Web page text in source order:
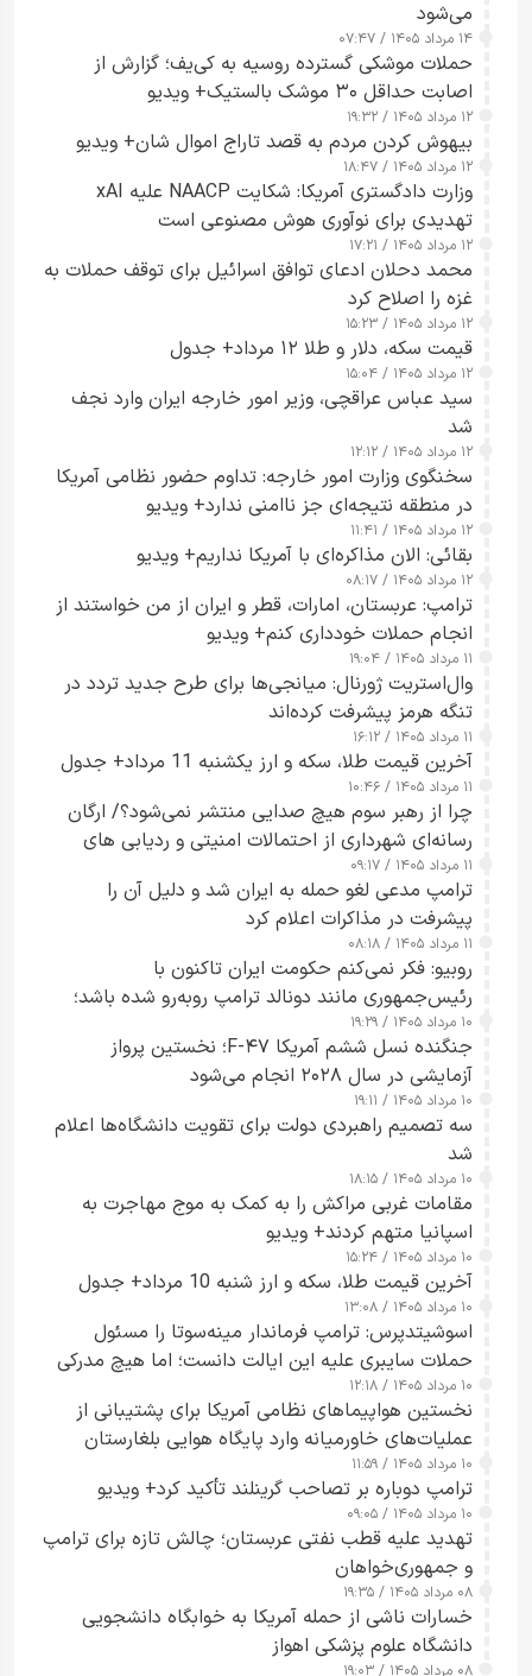
می‌شود
۱۴ مرداد ۱۴۰۵ / ۰۷:۴۷
حملات موشکی گسترده روسیه به کی‌یف؛ گزارش از
اصابت حداقل ۳۰ موشک بالستیک+ ویدیو
۱۲ مرداد ۱۴۰۵ / ۱۹:۳۲
بیهوش کردن مردم به قصد تاراج اموال شان+ ویدیو
۱۲ مرداد ۱۴۰۵ / ۱۸:۴۷
وزارت دادگستری آمریکا: شکایت NAACP علیه xAI
تهدیدی برای نوآوری هوش مصنوعی است
۱۲ مرداد ۱۴۰۵ / ۱۷:۲۱
محمد دحلان ادعای توافق اسرائیل برای توقف حملات به
غزه را اصلاح کرد
۱۲ مرداد ۱۴۰۵ / ۱۵:۲۳
قیمت سکه، دلار و طلا ۱۲ مرداد+ جدول
۱۲ مرداد ۱۴۰۵ / ۱۵:۰۴
سید عباس عراقچی، وزیر امور خارجه ایران وارد نجف
شد
۱۲ مرداد ۱۴۰۵ / ۱۲:۱۲
سخنگوی وزارت امور خارجه: تداوم حضور نظامی آمریکا
در منطقه نتیجه‌ای جز ناامنی ندارد+ ویدیو
۱۲ مرداد ۱۴۰۵ / ۱۱:۴۱
بقائی: الان مذاکره‌ای با آمریکا نداریم+ ویدیو
۱۲ مرداد ۱۴۰۵ / ۰۸:۱۷
ترامپ: عربستان، امارات، قطر و ایران از من خواستند از
انجام حملات خودداری کنم+ ویدیو
۱۱ مرداد ۱۴۰۵ / ۱۹:۰۴
وال‌استریت ژورنال: میانجی‌ها برای طرح جدید تردد در
تنگه هرمز پیشرفت کرده‌اند
۱۱ مرداد ۱۴۰۵ / ۱۶:۱۲
آخرین قیمت طلا، سکه و ارز یکشنبه 11 مرداد+ جدول
۱۱ مرداد ۱۴۰۵ / ۱۰:۴۶
چرا از رهبر سوم هیچ صدایی منتشر نمی‌شود؟/ ارگان
رسانه‌ای شهرداری از احتمالات امنیتی و ردیابی های
جاسوسی گفت
۱۱ مرداد ۱۴۰۵ / ۰۹:۱۷
ترامپ مدعی لغو حمله به ایران شد و دلیل آن را
پیشرفت در مذاکرات اعلام کرد
۱۱ مرداد ۱۴۰۵ / ۰۸:۱۸
روبیو: فکر نمی‌کنم حکومت ایران تاکنون با
رئیس‌جمهوری مانند دونالد ترامپ روبه‌رو شده باشد؛
کسی که واقعاً دست به اقدام می‌زند
۱۰ مرداد ۱۴۰۵ / ۱۹:۲۹
جنگنده نسل ششم آمریکا F-۴۷؛ نخستین پرواز
آزمایشی در سال ۲۰۲۸ انجام می‌شود
۱۰ مرداد ۱۴۰۵ / ۱۹:۱۱
سه تصمیم راهبردی دولت برای تقویت دانشگاه‌ها اعلام
شد
۱۰ مرداد ۱۴۰۵ / ۱۸:۱۵
مقامات غربی مراکش را به کمک به موج مهاجرت به
اسپانیا متهم کردند+ ویدیو
۱۰ مرداد ۱۴۰۵ / ۱۵:۲۴
آخرین قیمت طلا، سکه و ارز شنبه 10 مرداد+ جدول
۱۰ مرداد ۱۴۰۵ / ۱۳:۰۸
اسوشیتدپرس: ترامپ فرماندار مینه‌سوتا را مسئول
حملات سایبری علیه این ایالت دانست؛ اما هیچ مدرکی
ارائه نکرد
۱۰ مرداد ۱۴۰۵ / ۱۲:۱۸
نخستین هواپیماهای نظامی آمریکا برای پشتیبانی از
عملیات‌های خاورمیانه وارد پایگاه هوایی بلغارستان
شدند
۱۰ مرداد ۱۴۰۵ / ۱۱:۵۹
ترامپ دوباره بر تصاحب گرینلند تأکید کرد+ ویدیو
۱۰ مرداد ۱۴۰۵ / ۰۹:۰۵
تهدید علیه قطب نفتی عربستان؛ چالش تازه برای ترامپ
و جمهوری‌خواهان
۰۸ مرداد ۱۴۰۵ / ۱۹:۳۵
خسارات ناشی از حمله آمریکا به خوابگاه دانشجویی
دانشگاه علوم پزشکی اهواز
۰۸ مرداد ۱۴۰۵ / ۱۹:۰۳